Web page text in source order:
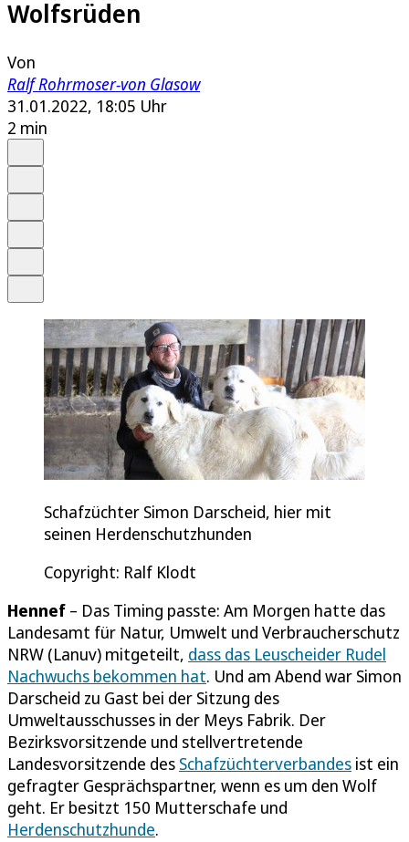
Wolfsrüden
Von
Ralf Rohrmoser-von Glasow
31.01.2022, 18:05 Uhr
2 min
Schafzüchter Simon Darscheid, hier mit
seinen Herdenschutzhunden
Copyright: Ralf Klodt
Hennef – Das Timing passte: Am Morgen hatte das
Landesamt für Natur, Umwelt und Verbraucherschutz
NRW (Lanuv) mitgeteilt, dass das Leuscheider Rudel
Nachwuchs bekommen hat. Und am Abend war Simon
Darscheid zu Gast bei der Sitzung des
Umweltausschusses in der Meys Fabrik. Der
Bezirksvorsitzende und stellvertretende
Landesvorsitzende des Schafzüchterverbandes ist ein
gefragter Gesprächspartner, wenn es um den Wolf
geht. Er besitzt 150 Mutterschafe und
Herdenschutzhunde.